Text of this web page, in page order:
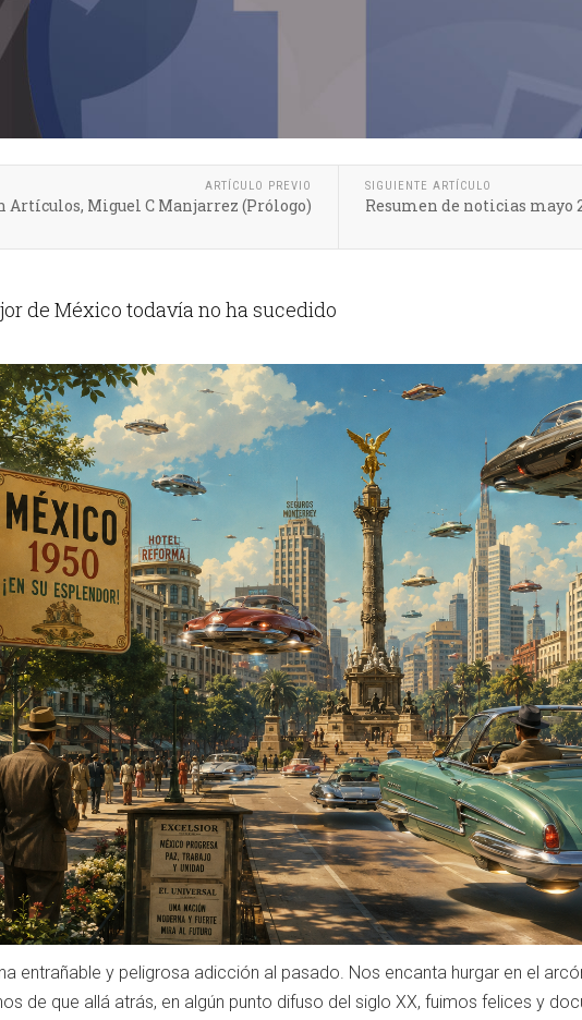
ARTÍCULO PREVIO
Artículos, Miguel C Manjarrez (Prólogo)
SIGUIENTE ARTÍCULO
Resumen de noticias mayo
de México todavía no ha sucedido
entrañable y peligrosa adicción al pasado. Nos encanta hurgar en el
de que allá atrás, en algún punto difuso del siglo XX, fuimos felices y